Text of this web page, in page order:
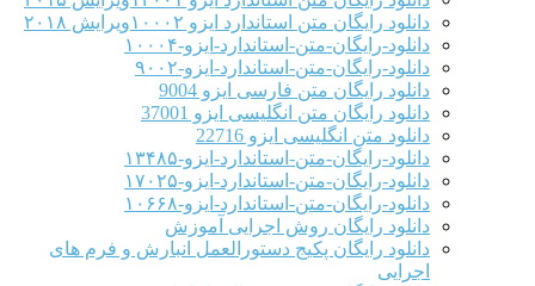
دانلود رایگان متن استاندارد ایزو ۱۰۰۰۲ویرایش ۲۰۱۸
دانلود-رایگان-متن-استاندارد-ایزو-۱۰۰۰۴
دانلود-رایگان-متن-استاندارد-ایزو-۹۰۰۲
دانلود رایگان متن فارسی ایزو 9004
دانلود رایگان متن انگلیسی ایزو 37001
دانلود متن انگلیسی ایزو 22716
دانلود-رایگان-متن-استاندارد-ایزو-۱۳۴۸۵
دانلود-رایگان-متن-استاندارد-ایزو-۱۷۰۲۵
دانلود-رایگان-متن-استاندارد-ایزو-۱۰۶۶۸
دانلود رایگان روش اجرایی آموزش
دانلود رایگان پکیج دستورالعمل انبارش و فرم های
اجرایی